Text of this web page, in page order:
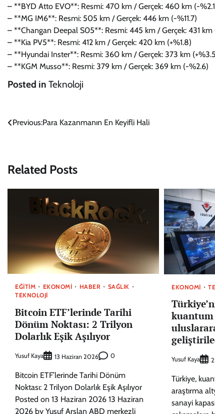
– **BYD Atto EVO**: Resmi: 470 km / Gerçek: 460 km (-
– **MG IM6**: Resmi: 505 km / Gerçek: 446 km (-%11.7)
– **Changan Deepal S05**: Resmi: 445 km / Gerçek: 431 km
– **Kia PV5**: Resmi: 412 km / Gerçek: 420 km (+%1.8)
– **Hyundai Inster**: Resmi: 360 km / Gerçek: 373 km
– **KGM Musso**: Resmi: 379 km / Gerçek: 369 km (-%2.6)
Posted in Teknoloji
Yazı
Previous:Para Kazanmanın En Keyifli Hali
Related Posts
EĞITIM EKONOMI HABER
SAĞLIK
TEKNOLOJI
Bitcoin ETF’lerinde Tarihi
Dönüm Noktası: 2 Trilyon
Dolarlık Eşik Aşılıyor
Yusuf Kaya 13 Haziran 2026 0
Bitcoin ETF’lerinde Tarihi Dönüm
Noktası: 2 Trilyon Dolarlık Eşik Aşılıyor
Posted on 13 Haziran 2026 13 Haziran
2026 by Yusuf Arslan ABD merkezli
EKONOMI
Yusuf Kaya
Türkiye,
araştırma
sanayi